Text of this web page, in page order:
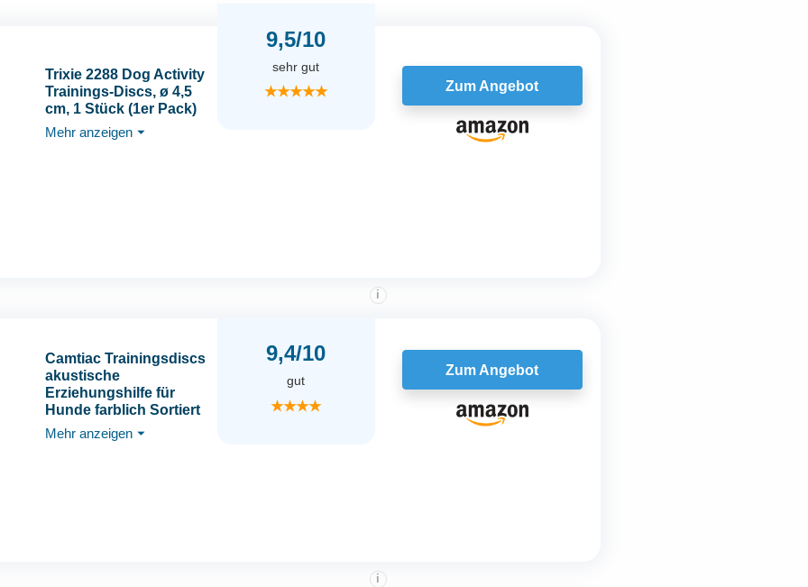
Trixie 2288 Dog Activity
Trainings-Discs, ø 4,5
cm, 1 Stück (1er Pack)
Mehr anzeigen ⏷
9,5/10
sehr gut
★★★★★ Zum Angebot
Camtiac Trainingsdiscs
akustische
Erziehungshilfe für
Hunde farblich Sortiert
Mehr anzeigen ⏷
9,4/10
i
gut
★★★★
Zum Angebot
i